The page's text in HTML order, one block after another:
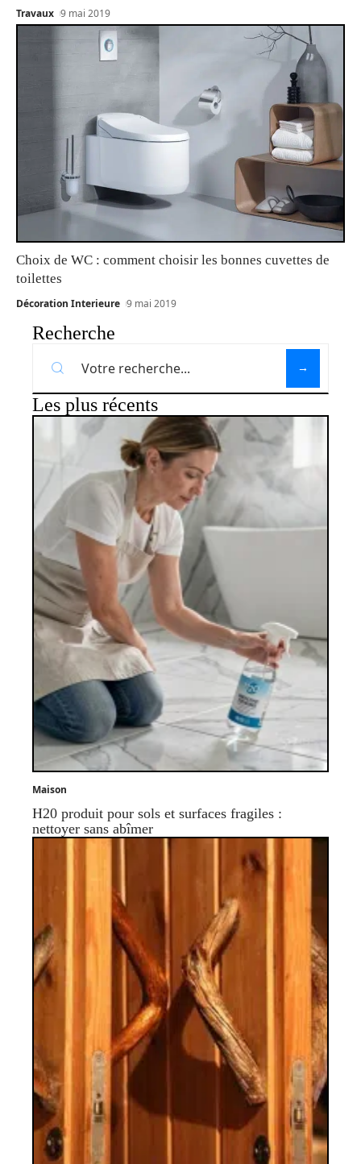
Travaux 9 mai 2019
Choix de WC : comment choisir les bonnes cuvettes de
toilettes
Décoration Interieure 9 mai 2019
Recherche
Les plus récents
Maison
H20 produit pour sols et surfaces fragiles :
nettoyer sans abîmer